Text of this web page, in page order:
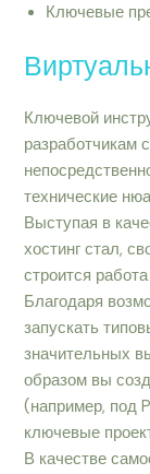
Ключевые
Ключевой
разработчикам
технические
Выступая в
хостинг стал,
строится
Благодаря
запускать
значительных
образом вы
(например, под
ключевые
В качестве